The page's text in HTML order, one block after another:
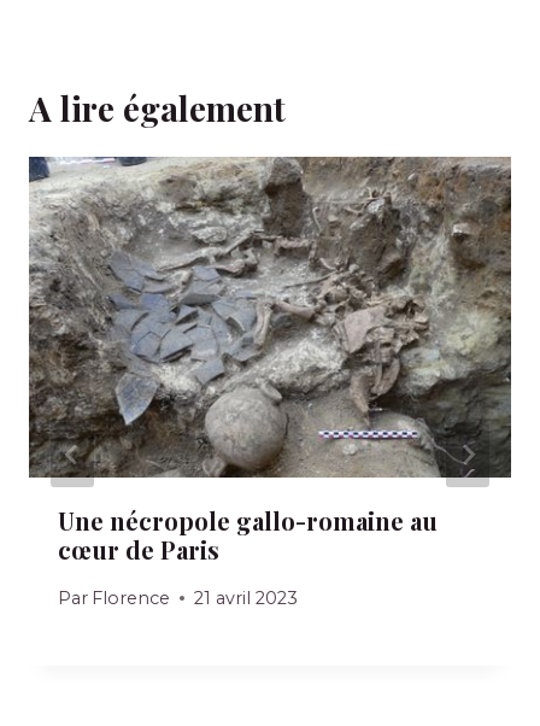
A lire également
Une nécropole gallo-romaine au
cœur de Paris
Par Florence 21 avril 2023